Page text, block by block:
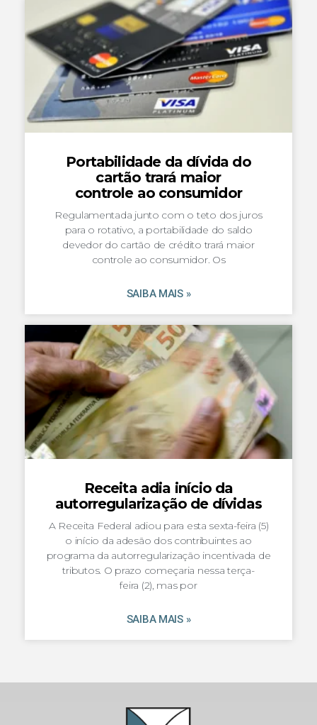
Portabilidade da dívida do
cartão trará maior
controle ao consumidor
Regulamentada junto com o teto dos juros
para o rotativo, a portabilidade do saldo
devedor do cartão de crédito trará maior
controle ao consumidor. Os
SAIBA MAIS »
Receita adia início da
autorregularização de dívidas
A Receita Federal adiou para esta sexta-feira (5)
o início da adesão dos contribuintes ao
programa da autorregularização incentivada de
tributos. O prazo começaria nessa terça-
feira (2), mas por
SAIBA MAIS »